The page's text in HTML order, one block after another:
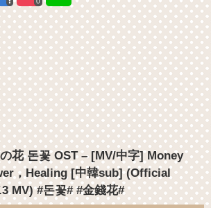
The Scene Hyun Bin 현빈❤️ 손예진 Son Ye Jin-
ヒョンビン❤️ソンイェジン / エンジョイ❕
、番組にも登場した愛猫が急死…イ・ソンギョンら
言葉が続々 – Taka News
の影絵遊び！？「黒騎士～永遠の約束～」メイキング
特典映像より）
相互RSS
よ」女優キム・ユジョン、「健康がとても回復…痩
ムのせい!? 」 (11/26)
ジョンの熱愛彼氏はあの大物俳優
美しいセルフショットで近況を伝える“会いたいで
新ドラマ「まず熱く掃除せよ」に出演確定…“台本
20180123
ョンゴ エンディング
15 「成均館 5話」
妃(7일의 왕비)OST – 정기고 (Junggigo) – 그리고 그
ン、突然の熱愛宣言…「キム秘書がなぜそうか」出演
花 돈꽃 OST – [MV/中字] Money
，Healing [中韓sub] (Official
MV) #돈꽃# #金錢花#